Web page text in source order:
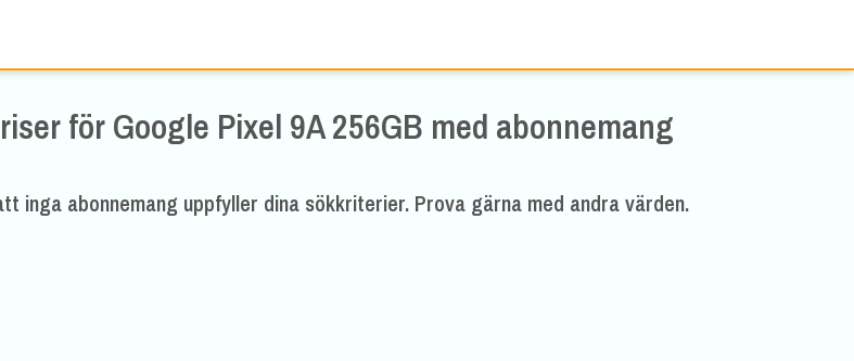
förGoogle Pixel 9A 256GB med abonnemang
inga abonnemang uppfyller dina sökkriterier. Prova gärna med andra värden.